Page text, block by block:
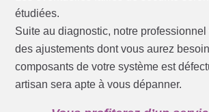
étudiées.
Suite au diagnostic, notre
des ajustements dont vous aurez
composants de votre système est
artisan sera apte à vous dépanner.